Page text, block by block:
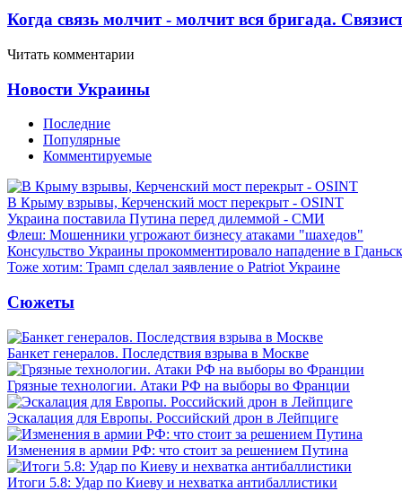
Когда связь молчит - молчит вся бригада.
Читать комментарии
Новости Украины
Последние
Популярные
Комментируемые
В Крыму взрывы, Керченский мост перекрыт - OSINT
Украина поставила Путина перед дилеммой - СМИ
Флеш: Мошенники угрожают бизнесу атаками "шахедов"
Консульство Украины прокомментировало нападение в
Тоже хотим: Трамп сделал заявление о Patriot Украине
Сюжеты
Банкет генералов. Последствия взрыва в Москве
Грязные технологии. Атаки РФ на выборы во Франции
Эскалация для Европы. Российский дрон в Лейпциге
Изменения в армии РФ: что стоит за решением Путина
Итоги 5.8: Удар по Киеву и нехватка антибаллистики